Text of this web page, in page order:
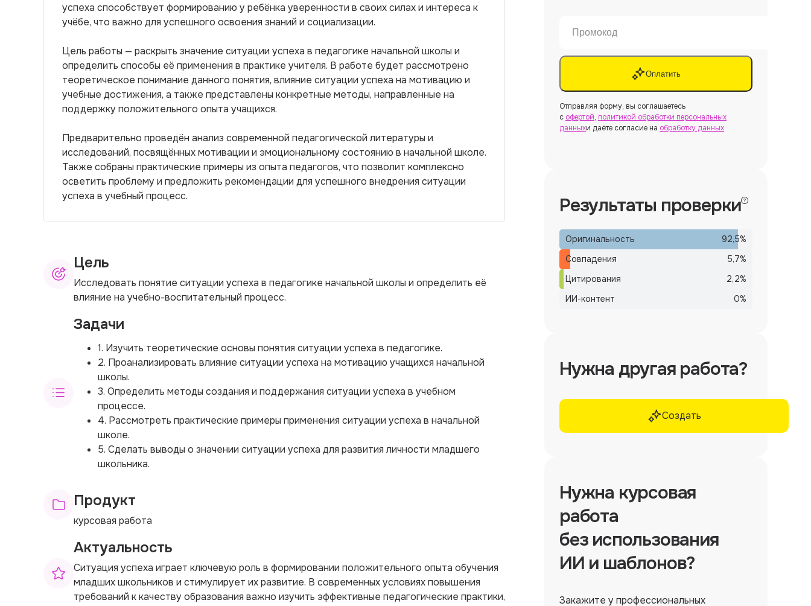
успеха способствует формированию у ребёнка уверенности в своих силах и интереса к
учёбе, что важно для успешного освоения знаний и социализации.
Цель работы — раскрыть значение ситуации успеха в педагогике начальной школы и
определить способы её применения в практике учителя. В работе будет рассмотрено
теоретическое понимание данного понятия, влияние ситуации успеха на мотивацию и
учебные достижения, а также представлены конкретные методы, направленные на
поддержку положительного опыта учащихся.
Предварительно проведён анализ современной педагогической литературы и
исследований, посвящённых мотивации и эмоциональному состоянию в начальной школе.
Также собраны практические примеры из опыта педагогов, что позволит комплексно
осветить проблему и предложить рекомендации для успешного внедрения ситуации
успеха в учебный процесс.
Цель
Исследовать понятие ситуации успеха в педагогике начальной школы и определить её
влияние на учебно-воспитательный процесс.
Задачи
1. Изучить теоретические основы понятия ситуации успеха в педагогике.
2. Проанализировать влияние ситуации успеха на мотивацию учащихся начальной
школы.
3. Определить методы создания и поддержания ситуации успеха в учебном
процессе.
4. Рассмотреть практические примеры применения ситуации успеха в начальной
школе.
5. Сделать выводы о значении ситуации успеха для развития личности младшего
школьника.
Продукт
курсовая работа
Актуальность
Ситуация успеха играет ключевую роль в формировании положительного опыта обучения
младших школьников и стимулирует их развитие. В современных условиях повышения
требований к качеству образования важно изучить эффективные педагогические практики,
Оплатить
Отправляя форму, вы соглашаетесь
с офертой, политикой обработки персональных
данныхи даёте согласие на обработку данных
Результаты проверки
Оригинальность 92,5%
Совпадения
5,7%
Цитирования
2,2%
ИИ-контент
0%
Нужна другая работа?
Создать
Нужна курсовая
работа
без использования
ИИ и шаблонов?
Закажите у профессиональных